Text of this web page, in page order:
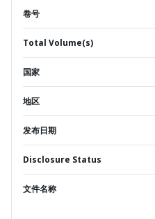
卷号
Total Volume(s)
国家
地区
发布日期
Disclosure Status
文件名称